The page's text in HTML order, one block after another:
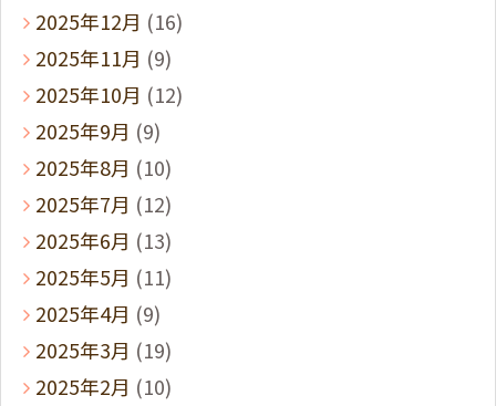
2025年12月 (16)
2025年11月 (9)
2025年10月 (12)
2025年9月 (9)
2025年8月 (10)
2025年7月 (12)
2025年6月 (13)
2025年5月 (11)
2025年4月 (9)
2025年3月 (19)
2025年2月 (10)